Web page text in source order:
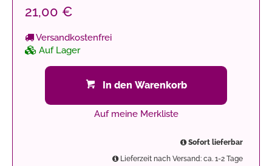
21,00 €
Versandkostenfrei
Auf Lager
In den Warenkorb
Auf meine Merkliste
Sofort lieferbar
Lieferzeit nach Versand: ca. 1-2 Tage